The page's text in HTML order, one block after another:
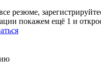
резюме,
покажем ещё 1 и